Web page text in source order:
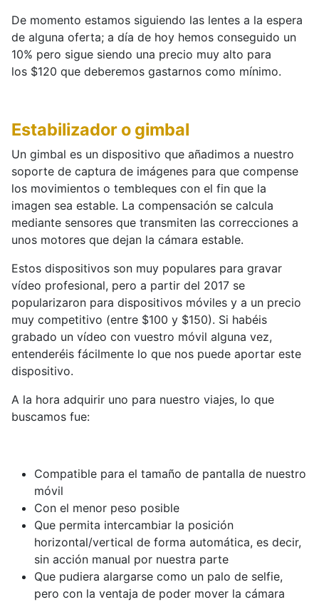
De momento estamos siguiendo las lentes a la espera
de alguna oferta; a día de hoy hemos conseguido un
10% pero sigue siendo una precio muy alto para
los $120 que deberemos gastarnos como mínimo.
Estabilizador o gimbal
Un gimbal es un dispositivo que añadimos a nuestro
soporte de captura de imágenes para que compense
los movimientos o tembleques con el fin que la
imagen sea estable. La compensación se calcula
mediante sensores que transmiten las correcciones a
unos motores que dejan la cámara estable.
Estos dispositivos son muy populares para gravar
vídeo profesional, pero a partir del 2017 se
popularizaron para dispositivos móviles y a un precio
muy competitivo (entre $100 y $150). Si habéis
grabado un vídeo con vuestro móvil alguna vez,
entenderéis fácilmente lo que nos puede aportar este
dispositivo.
A la hora adquirir uno para nuestro viajes, lo que
buscamos fue:
Compatible para el tamaño de pantalla de nuestro
móvil
Con el menor peso posible
Que permita intercambiar la posición
horizontal/vertical de forma automática, es decir,
sin acción manual por nuestra parte
Que pudiera alargarse como un palo de selfie,
pero con la ventaja de poder mover la cámara